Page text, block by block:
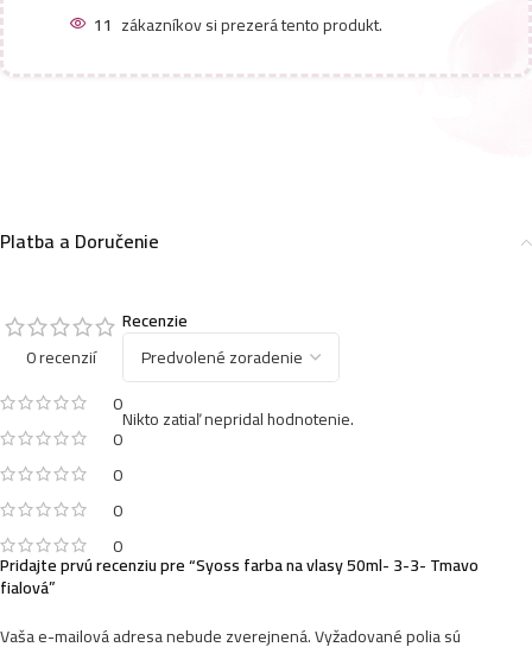
5,99€
5,99€
Syoss farba na vlasy 50ml- 10-53- Chladná svetlá
blond 50
5,99
Syoss farba na vlasy 50ml- 9-53- Žiarivo strieborná
11 zákazníkov si prezerá tento produkt.
Platba a Doručenie
0 recenzií
0
0
0
0
0
Recenzie
Nikto zatiaľ nepridal hodnotenie.
Pridajte prvú recenziu pre “Syoss farba na vlasy 50ml- 3-3- Tmavo
fialová”
Vaša e-mailová adresa nebude zverejnená.Vyžadované polia sú